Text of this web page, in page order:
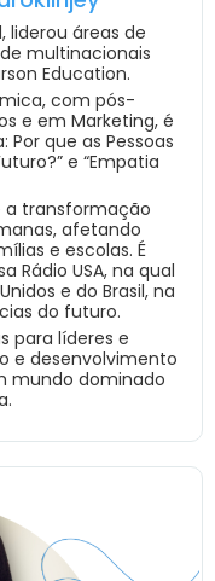
liderou áreas de
multinacionais
Education.
com pós-
e em Marketing, é
que as Pessoas
e “Empatia
a transformação
afetando
e escolas. É
Rádio USA, na qual
e do Brasil, na
do futuro.
para líderes e
e desenvolvimento
mundo dominado